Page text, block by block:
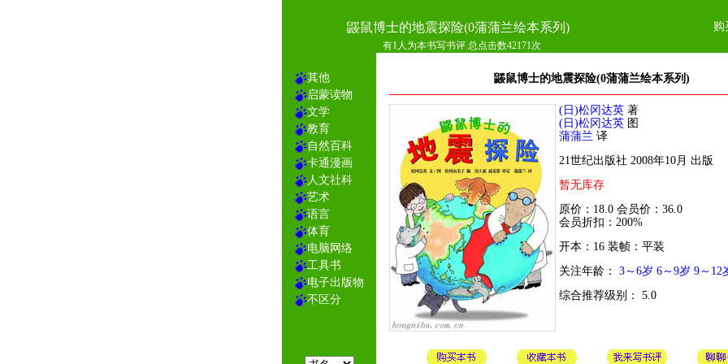
鼹鼠博士的地震探险(0蒲蒲兰绘本系列)
有1人为本书写书评 总点击数42171次
其他
启蒙读物
文学
教育
自然百科
卡通漫画
人文社科
艺术
语言
体育
电脑网络
工具书
电子出版物
不区分
鼹鼠博士的地震探险(0蒲蒲兰绘本系列)
(日)松冈达英 著
(日)松冈达英 图
蒲蒲兰 译
21世纪出版社 2008年10月 出版
暂无库存
原价：18.0 会员价：36.0
会员折扣：200%
开本：16 装帧：平装
关注年龄： 3～6岁 6～9岁 9～12
综合推荐级别： 5.0